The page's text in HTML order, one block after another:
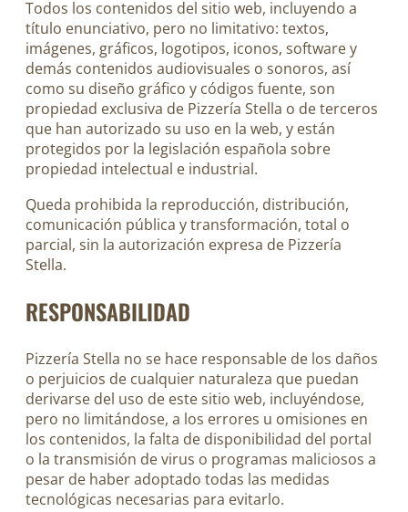
Todos los contenidos del sitio web, incluyendo a
título enunciativo, pero no limitativo: textos,
imágenes, gráficos, logotipos, iconos, software y
demás contenidos audiovisuales o sonoros, así
como su diseño gráfico y códigos fuente, son
propiedad exclusiva de Pizzería Stella o de terceros
que han autorizado su uso en la web, y están
protegidos por la legislación española sobre
propiedad intelectual e industrial.
Queda prohibida la reproducción, distribución,
comunicación pública y transformación, total o
parcial, sin la autorización expresa de Pizzería
Stella.
RESPONSABILIDAD
Pizzería Stella no se hace responsable de los daños
o perjuicios de cualquier naturaleza que puedan
derivarse del uso de este sitio web, incluyéndose,
pero no limitándose, a los errores u omisiones en
los contenidos, la falta de disponibilidad del portal
o la transmisión de virus o programas maliciosos a
pesar de haber adoptado todas las medidas
tecnológicas necesarias para evitarlo.